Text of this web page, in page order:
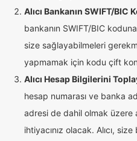
Alıcı Bankanın SWIFT/BIC
bankanın SWIFT/BIC
size sağlayabilmeleri
yapmamak için kodu çift
Alıcı Hesap Bilgilerini
hesap numarası ve banka
adresi de dahil olmak üzere
ihtiyacınız olacak. Alıcı,